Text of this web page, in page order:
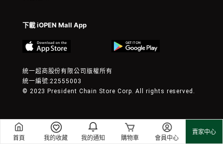
首頁 我的收藏 我的通知 購物車 會員中心
賣家中心
下載 iOPEN Mall App
統一超商股份有限公司版權所有
統一編號:22555003
© 2023 President Chain Store Corp. All rights reserved.